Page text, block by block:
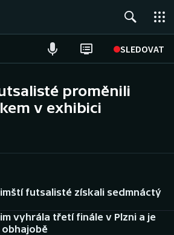
SLEDOVAT
proměnili
v exhibici
futsalisté získali sedmnáctý
vyhrála třetí finále v Plzni a je
obhajobě